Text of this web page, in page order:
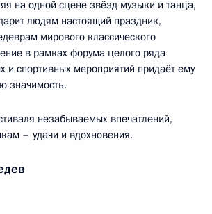
на одной сцене звёзд музыки и танца,
людям настоящий праздник,
мирового классического
в рамках форума целого ряда
и спортивных мероприятий придаёт ему
значимость.
незабываемых впечатлений,
– удачи и вдохновения.